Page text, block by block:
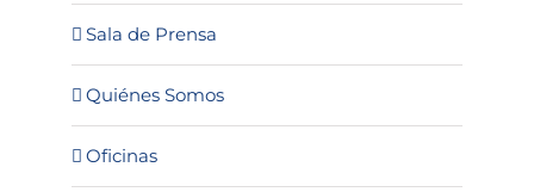
Sala de Prensa
Quiénes Somos
Oficinas